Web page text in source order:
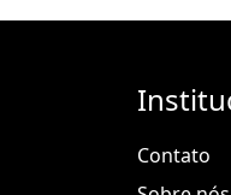
Contato